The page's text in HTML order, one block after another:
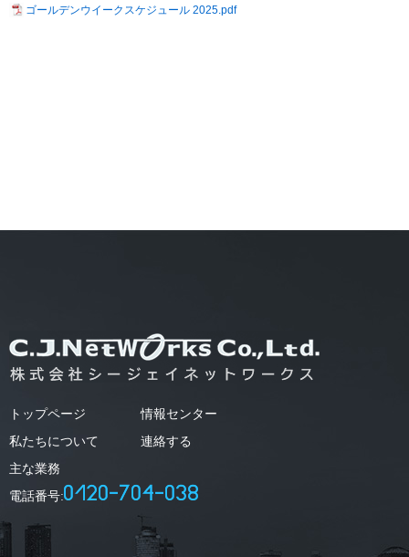
ゴールデンウイークスケジュール 2025.pdf
トップページ
情報センター
私たちについて
連絡する
主な業務
電話番号: